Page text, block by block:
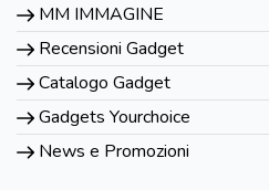
MM IMMAGINE
Recensioni Gadget
Catalogo Gadget
Gadgets Yourchoice
News e Promozioni